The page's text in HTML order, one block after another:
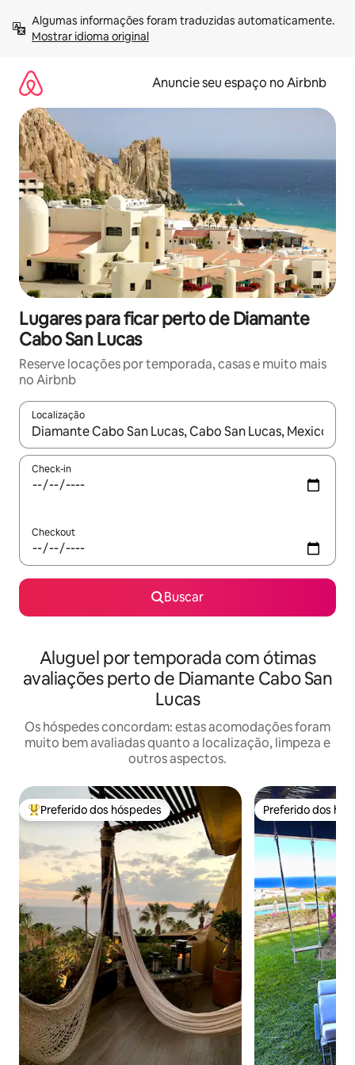
para
Mostrar idioma original
Anuncie seu espaço no Airbnb
Lugares para ficar perto de Diamante
Cabo San Lucas
Reserve locações por temporada, casas e muito mais
no Airbnb
Localização
Quando os resultados estiverem disponíveis, explore-os
Check-in
Checkout
Buscar
Aluguel por temporada com ótimas
avaliações perto de Diamante Cabo San
Lucas
Os hóspedes concordam: estas acomodações foram
muito bem avaliadas quanto a localização, limpeza e
outros aspectos.
Entre os melhores preferidos dos hóspedes
Preferido dos hóspedes Preferido dos
Preferido dos